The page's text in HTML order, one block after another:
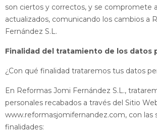
son ciertos y correctos, y se compromete
actualizados, comunicando los cambios a
Fernández S.L.
Finalidad del tratamiento de los datos
¿Con qué finalidad trataremos tus datos
En Reformas Jomi Fernández S.L.,
personales recabados a través del Sitio
www.reformasjomifernandez.com, con las
finalidades: